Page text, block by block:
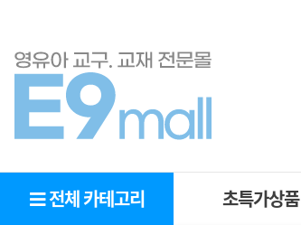
전체 카테고리 초특가상품